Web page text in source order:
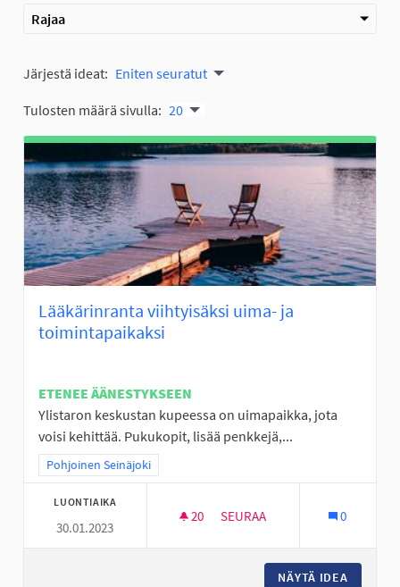
Rajaa
Järjestä ideat: Eniten seuratut
Tulosten määrä sivulla: 20
Lääkärinranta viihtyisäksi uima- ja
toimintapaikaksi
ETENEE ÄÄNESTYKSEEN
Ylistaron keskustan kupeessa on uimapaikka, jota
voisi kehittää. Pukukopit, lisää penkkejä,...
Rajaa tulokset teeman mukaan: Pohjoinen Seinäjoki
Pohjoinen Seinäjoki
LUONTIAIKA
30.01.2023
20 20 SEURAAJAA
SEURAA 0
NÄYTÄ IDEA